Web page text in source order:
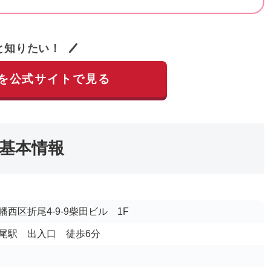
知りたい！
公式サイトで見る
本情報
西区折尾4-9-9柴田ビル 1F
尾駅 出入口 徒歩6分